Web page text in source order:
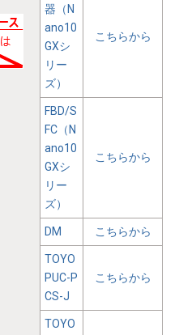
器（N
ano10
GXシ
リー
ズ）
こちらから
FBD/S
FC（N
ano10
GXシ
リー
ズ）
こちらから
DM こちらから
TOYO
PUC-P
CS-J
こちらから
TOYO